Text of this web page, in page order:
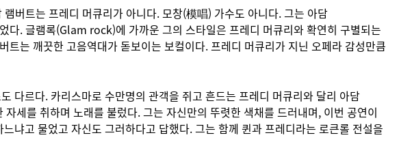
버트는 프레디 머큐리가 아니다. 모창(模唱) 가수도 아니다. 그는 아담
다. 글램록(Glam rock)에 가까운 그의 스타일은 프레디 머큐리와 확연히 구별되는
는 깨끗한 고음역대가 돋보이는 보컬이다. 프레디 머큐리가 지닌 오페라 감성만큼
다르다. 카리스마로 수만명의 관객을 쥐고 흔드는 프레디 머큐리와 달리 아담
세를 취하며 노래를 불렀다. 그는 자신만의 뚜렷한 색채를 드러내며, 이번 공연이
냐고 물었고 자신도 그러하다고 답했다. 그는 함께 퀸과 프레디라는 로큰롤 전설을